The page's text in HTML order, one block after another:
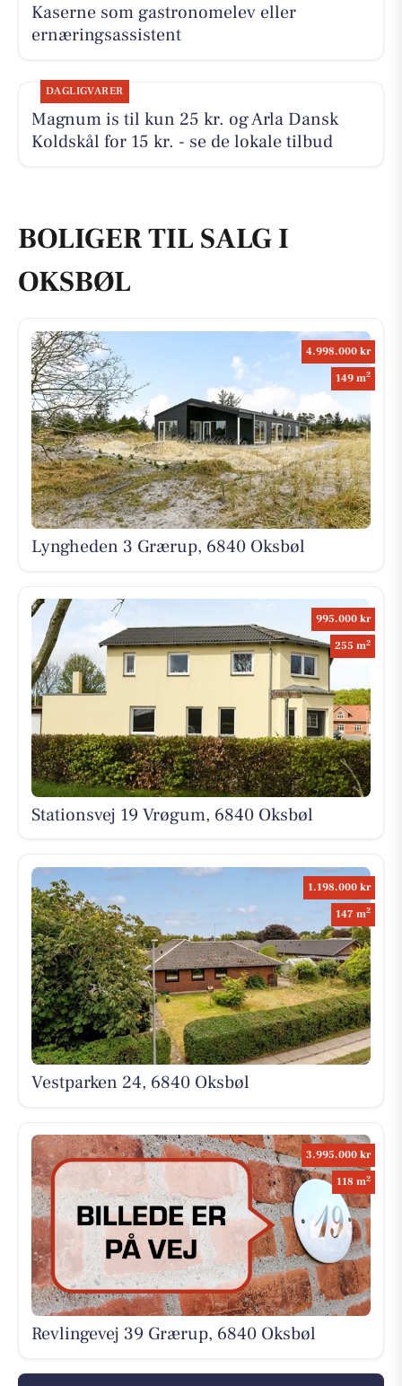
Kaserne som gastronomelev eller
ernæringsassistent
DAGLIGVARER
Magnum is til kun 25 kr. og Arla Dansk
Koldskål for 15 kr. - se de lokale tilbud
BOLIGER TIL SALG I
OKSBØL
4.998.000 kr
149 m2
Lyngheden 3 Grærup, 6840 Oksbøl
995.000 kr
255 m2
Stationsvej 19 Vrøgum, 6840 Oksbøl
1.198.000 kr
147 m2
Vestparken 24, 6840 Oksbøl
3.995.000 kr
118 m2
Revlingevej 39 Grærup, 6840 Oksbøl